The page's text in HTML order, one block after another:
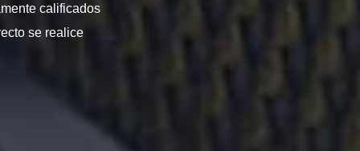
calificados
se realice